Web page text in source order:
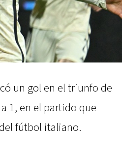
un gol en el triunfo de
1, en el partido que
fútbol italiano.